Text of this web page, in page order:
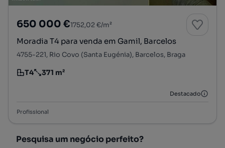
650 000 €1752,02 €/m²
Moradia T4 para venda em Gamil, Barcelos
4755-221, Rio Covo (Santa Eugénia), Barcelos, Braga
Tipologia
T4
Preço por metro quadrado
371 m²
Destacado
Profissional
Pesquisa um negócio perfeito?